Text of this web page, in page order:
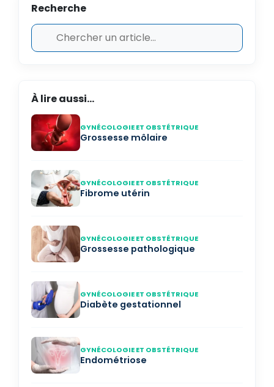
Recherche
À lire aussi...
GYNÉCOLOGIE ET OBSTÉTRIQUE
Grossesse môlaire
GYNÉCOLOGIE ET OBSTÉTRIQUE
Fibrome utérin
GYNÉCOLOGIE ET OBSTÉTRIQUE
Grossesse pathologique
GYNÉCOLOGIE ET OBSTÉTRIQUE
Diabète gestationnel
GYNÉCOLOGIE ET OBSTÉTRIQUE
Endométriose